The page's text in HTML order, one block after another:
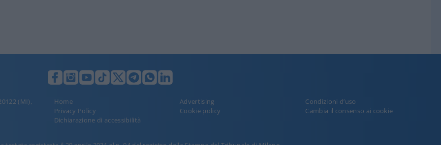
(MI),
Home Advertising
Condizioni d’uso
Privacy Policy
Cookie policy
Cambia il consenso ai cookie
Dichiarazione di accessibilità